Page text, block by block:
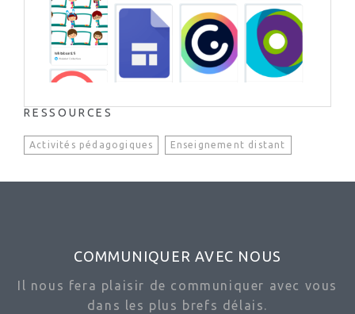
RESSOURCES
Activités pédagogiques Enseignement distant
COMMUNIQUER AVEC NOUS
Il nous fera plaisir de communiquer avec vous
dans les plus brefs délais.